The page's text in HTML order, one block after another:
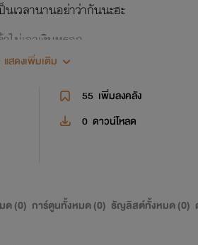
นเวลานานอย่าว่ากันนะฮะ
าไม่เอาเงินหรอก
าอัพตลอด ที่สําคัญเค้าเป็นพวกชอบแบ่ง
นานๆมาอัพนะทุกคน
แสดงเพิ่มเติม
55 เพิ่มลงคลัง
0 ดาวน์โหลด
ด (0) การ์ตูนทั้งหมด (0) ธัญลิสต์ทั้งหมด (0)